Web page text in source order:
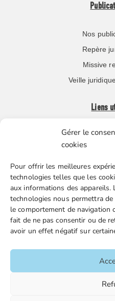
Gérer le
cookies
Pour offrir les meilleures
technologies telles que les
aux informations des appareils.
technologies nous permettra
le comportement de navigation
fait de ne pas consentir ou de
avoir un effet négatif sur
Nos
Repère
Missive
Veille
Liens
Boutique
Nos
Gestion
FGTA-FO / 15 avenue Victor